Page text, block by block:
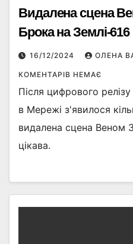
Видалена сцена
Брока на Землі-616
16/12/2024 ОЛЕНА
КОМЕНТАРІВ НЕМАЄ
Після цифрового
в Мережі з'явилося
видалена сцена Веном
цікава.